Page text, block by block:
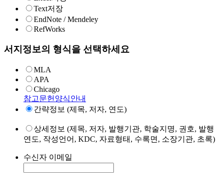
Text저장
EndNote / Mendeley
RefWorks
서지정보의 형식을 선택하세요
MLA
APA
Chicago
참고문헌양식안내
간략정보 (제목, 저자, 연도)
상세정보 (제목, 저자, 발행기관, 학술지명, 권호, 발행
연도, 작성언어, KDC, 자료형태, 수록면, 소장기관, 초록)
수신자 이메일